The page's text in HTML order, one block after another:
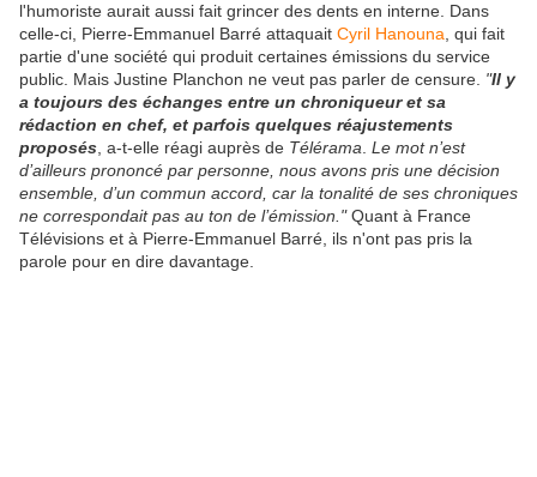
l'humoriste aurait aussi fait grincer des dents en interne. Dans
celle-ci, Pierre-Emmanuel Barré attaquait Cyril Hanouna , qui fait
partie d'une société qui produit certaines émissions du service
public. Mais Justine Planchon ne veut pas parler de censure. "Il y
a toujours des échanges entre un chroniqueur et sa
rédaction en chef, et parfois quelques réajustements
proposés , a-t-elle réagi auprès de Télérama Le mot n’est
d’ailleurs prononcé par personne, nous avons pris une décision
ensemble, d’un commun accord, car la tonalité de ses chroniques
ne correspondait pas au ton de l’émission."Quant à France
Télévisions et à Pierre-Emmanuel Barré, ils n'ont pas pris la
parole pour en dire davantage.